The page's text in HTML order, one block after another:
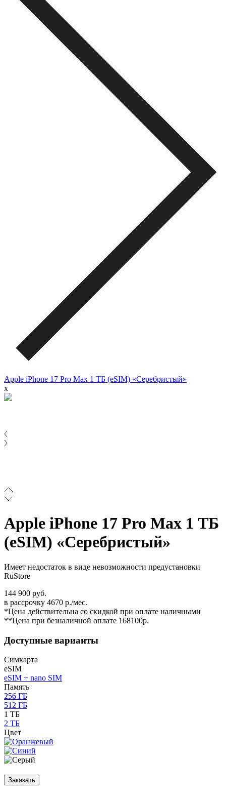
Apple iPhone 17 Pro Max 1 ТБ (eSIM) «Серебристый»
x
Apple iPhone 17 Pro Max 1 ТБ
(eSIM) «Серебристый»
Имеет недостаток в виде невозможности предустановки
RuStore
144 900 руб.
в рассрочку 4670 р./мес.
*Цена действительна со скидкой при оплате наличными
**Цена при безналичной оплате 168100р.
Доступные варианты
Симкарта
eSIM
eSIM + nano SIM
Память
256 ГБ
512 ГБ
1 ТБ
2 ТБ
Цвет
Заказать